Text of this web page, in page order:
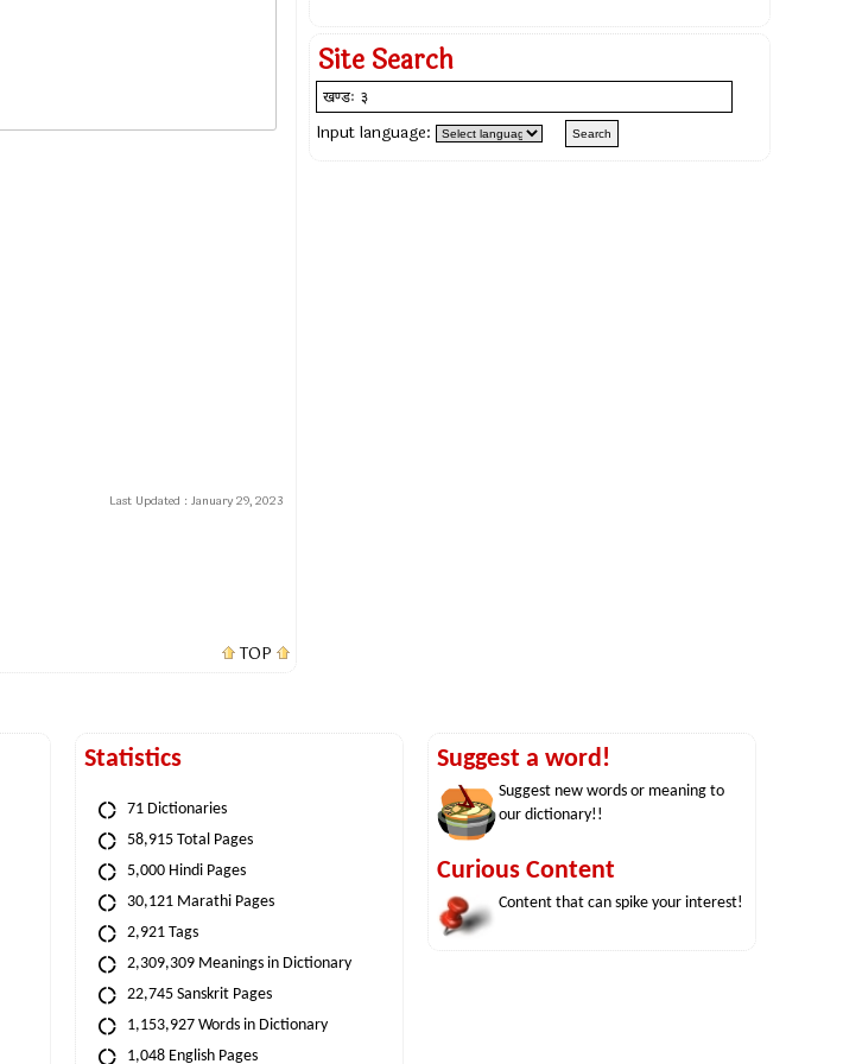
Last Updated : January 29, 2023
TOP
Site Search
Input language:
Statistics
71 Dictionaries
58,915 Total Pages
5,000 Hindi Pages
30,121 Marathi Pages
2,921 Tags
2,309,309 Meanings in Dictionary
22,745 Sanskrit Pages
1,153,927 Words in Dictionary
1,048 English Pages
Suggest a word!
Suggest new words or meaning to
our dictionary!!
Curious Content
Content that can spike your interest!